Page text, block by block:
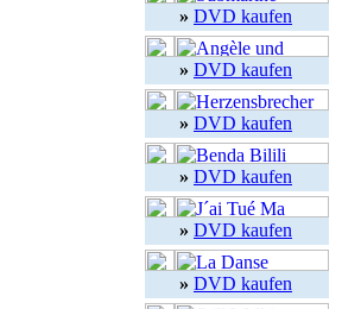
» DVD kaufen
» DVD kaufen
» DVD kaufen
» DVD kaufen
» DVD kaufen
» DVD kaufen